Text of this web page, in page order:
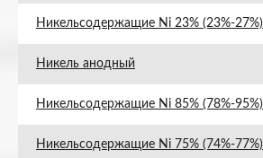
Никельсодержащие Ni 23% (23%-27%)
Никель анодный
Никельсодержащие Ni 85% (78%-95%)
Никельсодержащие Ni 75% (74%-77%)